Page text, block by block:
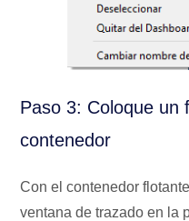
Paso 3: Coloque un
contenedor
Con el contenedor
ventana de trazado en la